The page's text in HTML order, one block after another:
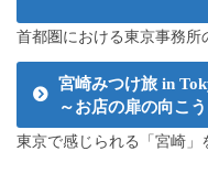
首都圏における東京事務所
宮崎みつけ旅 in
～お店の扉の向こ
東京で感じられる「宮崎」